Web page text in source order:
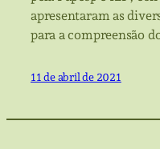
apresentaram as
para a compreensão
11 de abril de 2021